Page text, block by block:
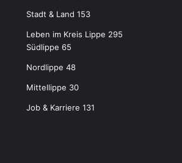
Stadt & Land 153
Leben im Kreis Lippe 295
Südlippe 65
Nordlippe 48
Mittellippe 30
Job & Karriere 131